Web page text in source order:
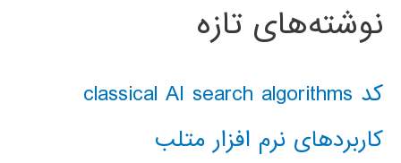
نوشته‌های تازه
کد classical AI search algorithms
کاربردهای نرم افزار متلب